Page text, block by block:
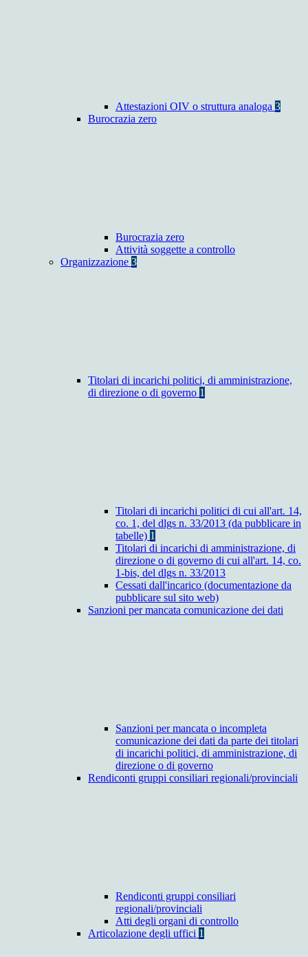
Attestazioni OIV o struttura analoga 3
Burocrazia zero
Burocrazia zero
Attività soggette a controllo
Organizzazione 3
Titolari di incarichi politici, di amministrazione,
di direzione o di governo 1
Titolari di incarichi politici di cui all'art. 14,
co. 1, del dlgs n. 33/2013 (da pubblicare in
tabelle) 1
Titolari di incarichi di amministrazione, di
direzione o di governo di cui all'art. 14, co.
1-bis, del dlgs n. 33/2013
Cessati dall'incarico (documentazione da
pubblicare sul sito web)
Sanzioni per mancata comunicazione dei dati
Sanzioni per mancata o incompleta
comunicazione dei dati da parte dei titolari
di incarichi politici, di amministrazione, di
direzione o di governo
Rendiconti gruppi consiliari regionali/provinciali
Rendiconti gruppi consiliari
regionali/provinciali
Atti degli organi di controllo
Articolazione degli uffici 1